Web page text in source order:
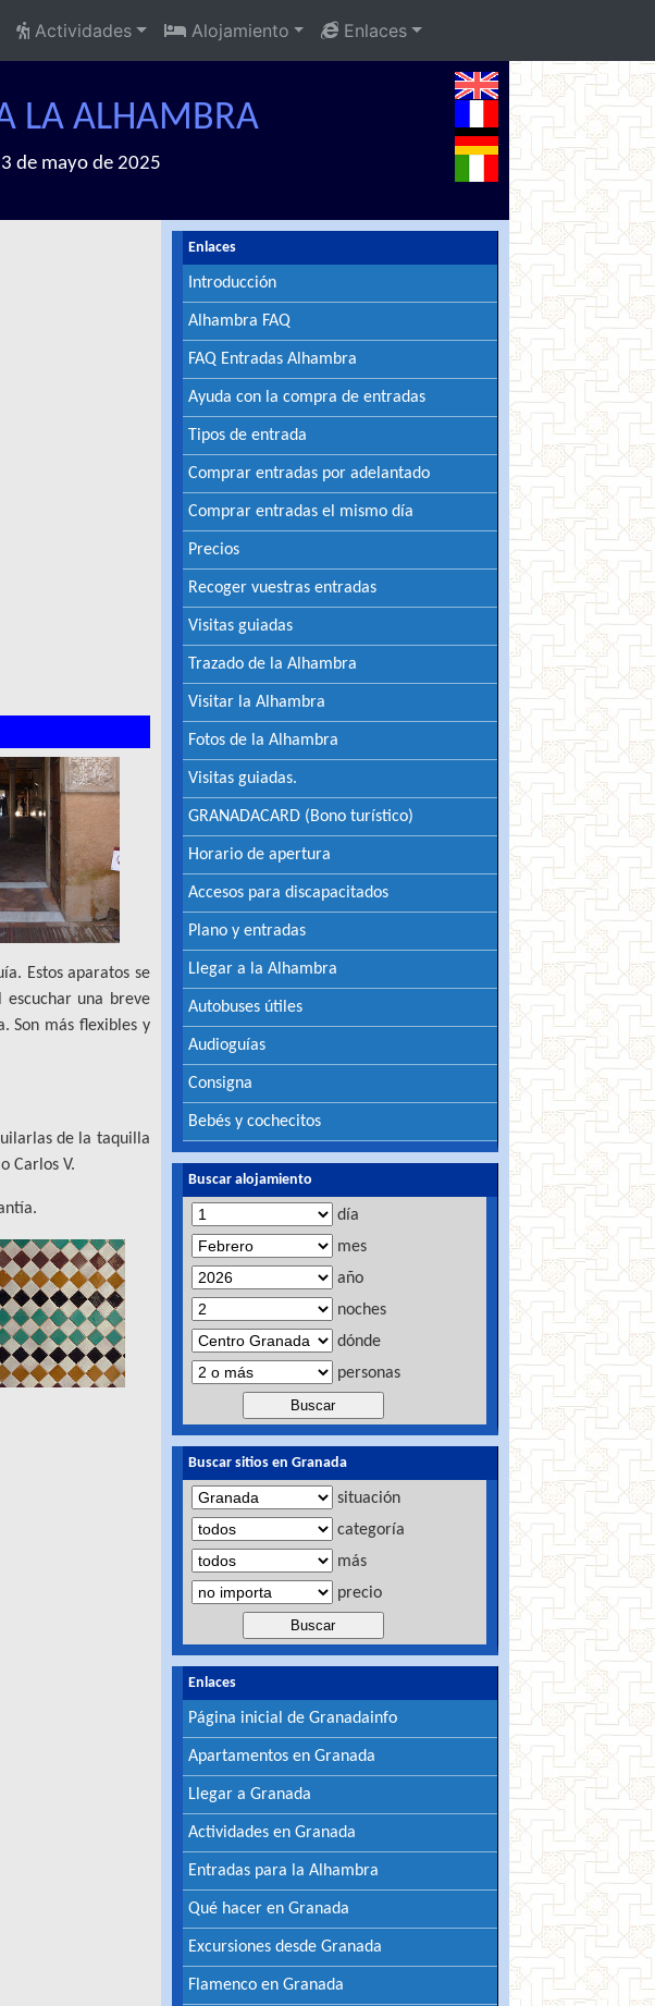
Actividades Alojamiento Enlaces
LA ALHAMBRA
de mayo de 2025
Estos aparatos se
una breve
Son más flexibles y
de la taquilla
Carlos V.
Enlaces
Introducción
Alhambra FAQ
FAQ Entradas Alhambra
Ayuda con la compra de entradas
Tipos de entrada
Comprar entradas por adelantado
Comprar entradas el mismo día
Precios
Recoger vuestras entradas
Visitas guiadas
Trazado de la Alhambra
Visitar la Alhambra
Fotos de la Alhambra
Visitas guiadas.
GRANADACARD (Bono turístico)
Horario de apertura
Accesos para discapacitados
Plano y entradas
Llegar a la Alhambra
Autobuses útiles
Audioguías
Consigna
Bebés y cochecitos
Buscar alojamiento
día
mes
año
noches
dónde
personas
Buscar sitios en Granada
situación
categoría
más
precio
Enlaces
Página inicial de Granadainfo
Apartamentos en Granada
Llegar a Granada
Actividades en Granada
Entradas para la Alhambra
Qué hacer en Granada
Excursiones desde Granada
Flamenco en Granada